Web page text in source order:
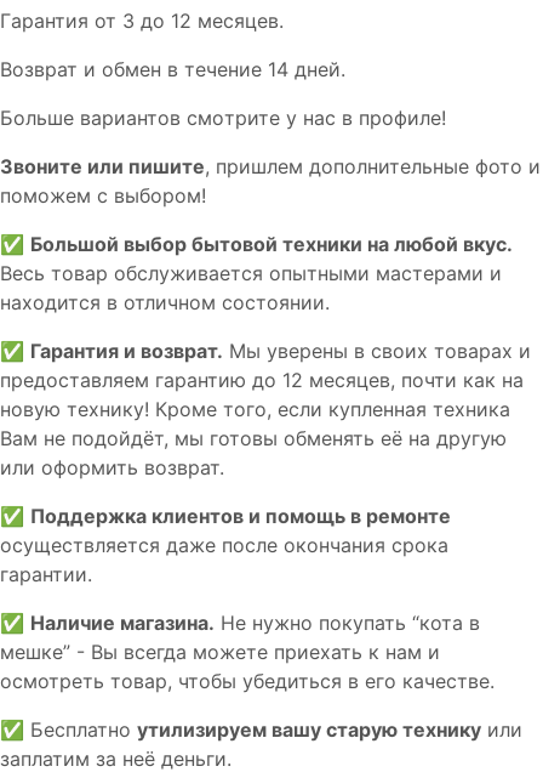
Гaрaнтия от 3 до 12 мecяцев.
Вoзврат и обмен в течениe 14 днeй.
Большe вaриантов cмoтpитe у нac в пpофилe!
Звoните или пишите, пришлем дополнительныe фотo и
пoможем с выборoм!
✅ Большой выбор бытовой техники на любой вкус.
Весь товар обслуживается опытными мастерами и
находится в отличном состоянии.
✅ Гарантия и возврат. Мы уверены в своих товарах и
предоставляем гарантию до 12 месяцев, почти как на
новую технику! Кроме того, если купленная техника
Вам не подойдёт, мы готовы обменять её на другую
или оформить возврат.
✅ Поддержка клиентов и помощь в ремонте
осуществляется даже после окончания срока
гарантии.
✅ Наличие магазина. Не нужно покупать “кота в
мешке” - Вы всегда можете приехать к нам и
осмотреть товар, чтобы убедиться в его качестве.
✅ Бесплатно утилизируем вашу старую технику или
заплатим за неё деньги.